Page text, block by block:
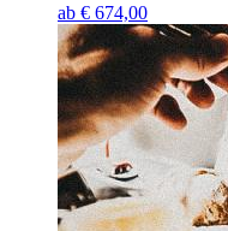
ab € 674,00